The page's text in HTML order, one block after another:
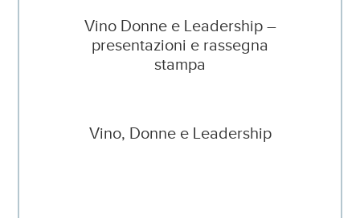
Vino Donne e Leadership –
presentazioni e rassegna
stampa
Vino, Donne e Leadership